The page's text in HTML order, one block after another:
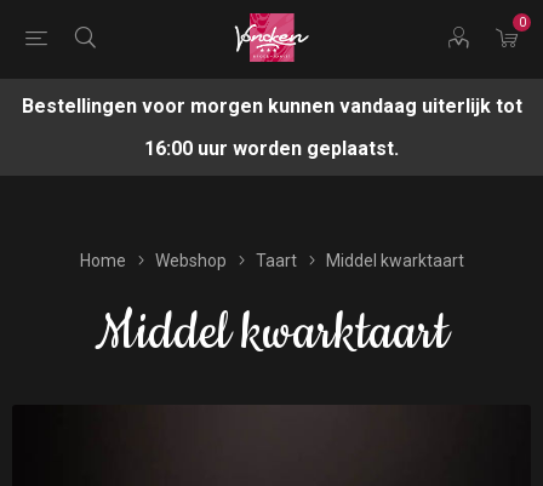
0
Bestellingen voor morgen kunnen vandaag uiterlijk tot
16:00 uur worden geplaatst.
Home Webshop Taart Middel kwarktaart
Middel kwarktaart